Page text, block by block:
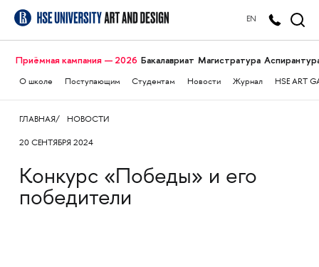
EN
Приёмная кампания — 2026 Бакалавриат Магистратура
О школе Поступающим Студентам Новости Журнал HSE ART
ГЛАВНАЯ НОВОСТИ
20 СЕНТЯБРЯ 2024
Конкурс «Победы» и его
победители